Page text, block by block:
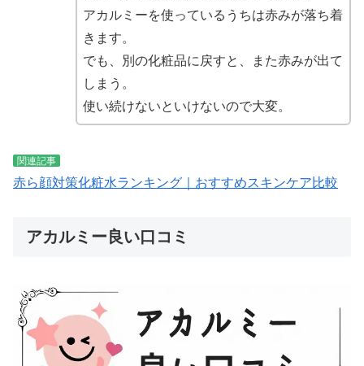
アカルミーを使っているうちは赤みが落ち着
きます。
でも、別の化粧品に戻すと、また赤みが出て
しまう。
使い続けないといけないので大変。
関連記事
赤ら顔対策化粧水ランキング｜おすすめスキンケア比較
アカルミー良い口コミ